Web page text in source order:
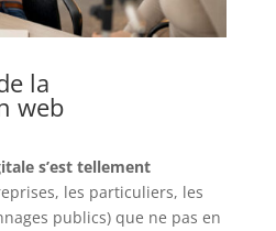
la
web
s’est tellement
les particuliers, les
publics) que ne pas en